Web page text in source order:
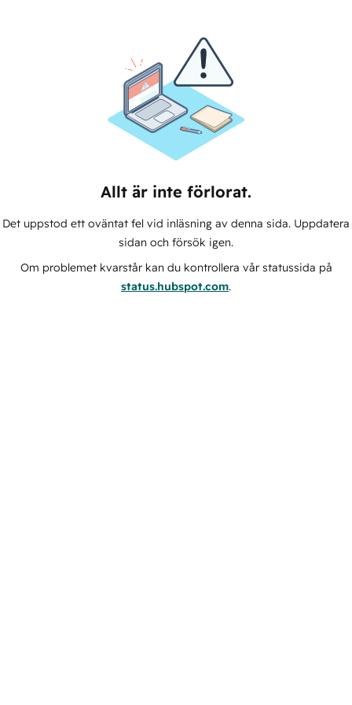
Allt är inte förlorat.
Det uppstod ett oväntat fel vid inläsning av denna sida. Uppdatera
sidan och försök igen.
Om problemet kvarstår kan du kontrollera vår statussida på
status.hubspot.com.